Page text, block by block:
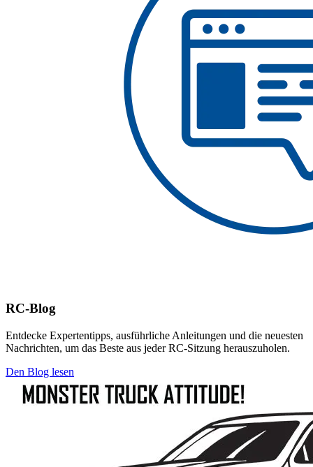
RC-Blog
Entdecke Expertentipps, ausführliche Anleitungen und die neuesten
Nachrichten, um das Beste aus jeder RC-Sitzung herauszuholen.
Den Blog lesen